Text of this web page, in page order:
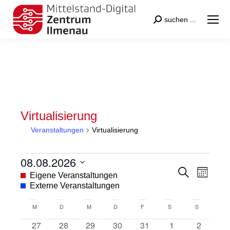
Search:
suchen ...
Virtualisierung
Veranstaltungen Virtualisierung
Veranstaltungen
und
Suche
Monat
08.08.2026
Datum
wählen.
Eigene Veranstaltungen
Externe Veranstaltungen
Kalender
von
M MONTAGD DIENSTAG
MMITTWOCH
D DONNERSTAG
F FREITAGSSAMSTAG
SSONNTAG
0
27
0
28
0
29
0
30
0
31
0
1
0
2